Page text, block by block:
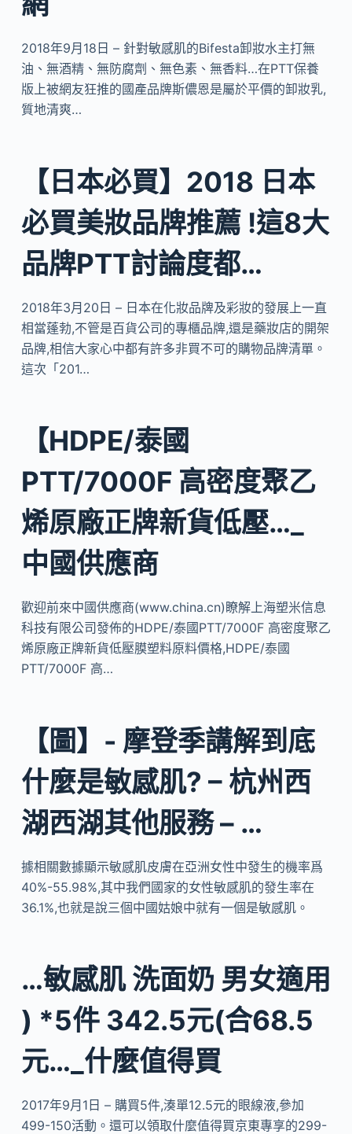
2018年9月18日 – 針對敏感肌的Bifesta卸妝水主打無
油、無酒精、無防腐劑、無色素、無香料…在PTT保養
版上被網友狂推的國產品牌斯儂恩是屬於平價的卸妝乳,
質地清爽…
【日本必買】2018 日本
必買美妝品牌推薦 !這8大
品牌PTT討論度都…
2018年3月20日 – 日本在化妝品牌及彩妝的發展上一直
相當蓬勃,不管是百貨公司的專櫃品牌,還是藥妝店的開架
品牌,相信大家心中都有許多非買不可的購物品牌清單。
這次「201…
【HDPE/泰國
PTT/7000F 高密度聚乙
烯原廠正牌新貨低壓…_
中國供應商
歡迎前來中國供應商(www.china.cn)瞭解上海塑米信息
科技有限公司發佈的HDPE/泰國PTT/7000F 高密度聚乙
烯原廠正牌新貨低壓膜塑料原料價格,HDPE/泰國
PTT/7000F 高…
【圖】- 摩登季講解到底
什麼是敏感肌? – 杭州西
湖西湖其他服務 – …
據相關數據顯示敏感肌皮膚在亞洲女性中發生的機率爲
40%-55.98%,其中我們國家的女性敏感肌的發生率在
36.1%,也就是說三個中國姑娘中就有一個是敏感肌。
…敏感肌 洗面奶 男女適用
) *5件 342.5元(合68.5
元…_什麼值得買
2017年9月1日 – 購買5件,湊單12.5元的眼線液,參加
499-150活動。還可以領取什麼值得買京東專享的299-